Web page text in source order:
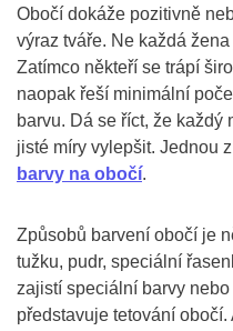
Obočí dokáže pozitivně
výraz tváře. Ne každá
Zatímco někteří se trápí
naopak řeší minimální
barvu. Dá se říct, že
jisté míry vylepšit. Jednou
barvy na obočí.
Způsobů barvení obočí je
tužku, pudr, speciální
zajistí speciální barvy
představuje tetování